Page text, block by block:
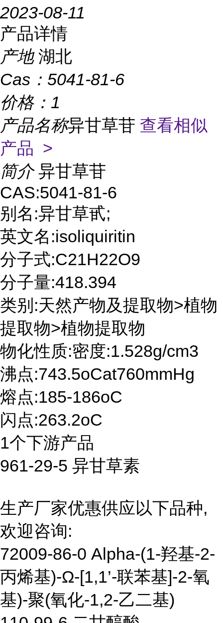
2023-08-11
产品详情
产地 湖北
Cas： 5041-81-6
价格： 1
产品名称异甘草苷 查看相似
产品 >
简介 异甘草苷
CAS:5041-81-6
别名:异甘草甙;
英文名:isoliquiritin
分子式:C21H22O9
分子量:418.394
类别:天然产物及提取物>植物
提取物>植物提取物
物化性质:密度:1.528g/cm3
沸点:743.5oCat760mmHg
熔点:185-186oC
闪点:263.2oC
1个下游产品
961-29-5 异甘草素
生产厂家优惠供应以下品种,
欢迎咨询:
72009-86-0 Alpha-(1-羟基-2-
丙烯基)-Ω-[1,1’-联苯基]-2-氧
基)-聚(氧化-1,2-乙二基)